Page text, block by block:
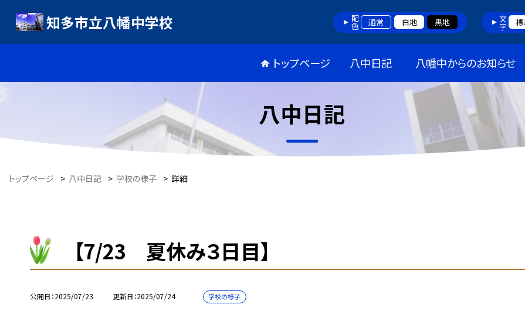
知多市立八幡中学校 配色 通常 白地 黒地 文字
トップページ 八中日記 八幡中からのお知らせ
八中日記
トップページ > 八中日記 > 学校の様子 > 詳細
【7/23 夏休み３日目】
公開日 2025/07/23 更新日 2025/07/24 学校の様子